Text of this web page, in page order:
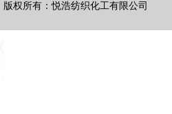
版权所有：悦浩纺织化工有限公司